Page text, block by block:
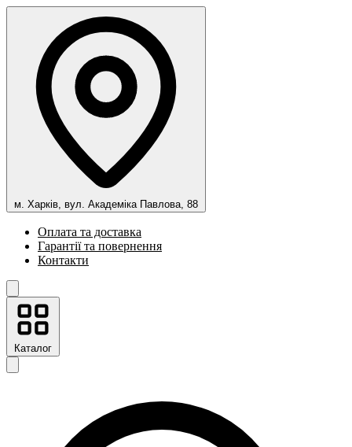
м. Харків, вул. Академіка Павлова, 88
Оплата та доставка
Гарантії та повернення
Контакти
Каталог